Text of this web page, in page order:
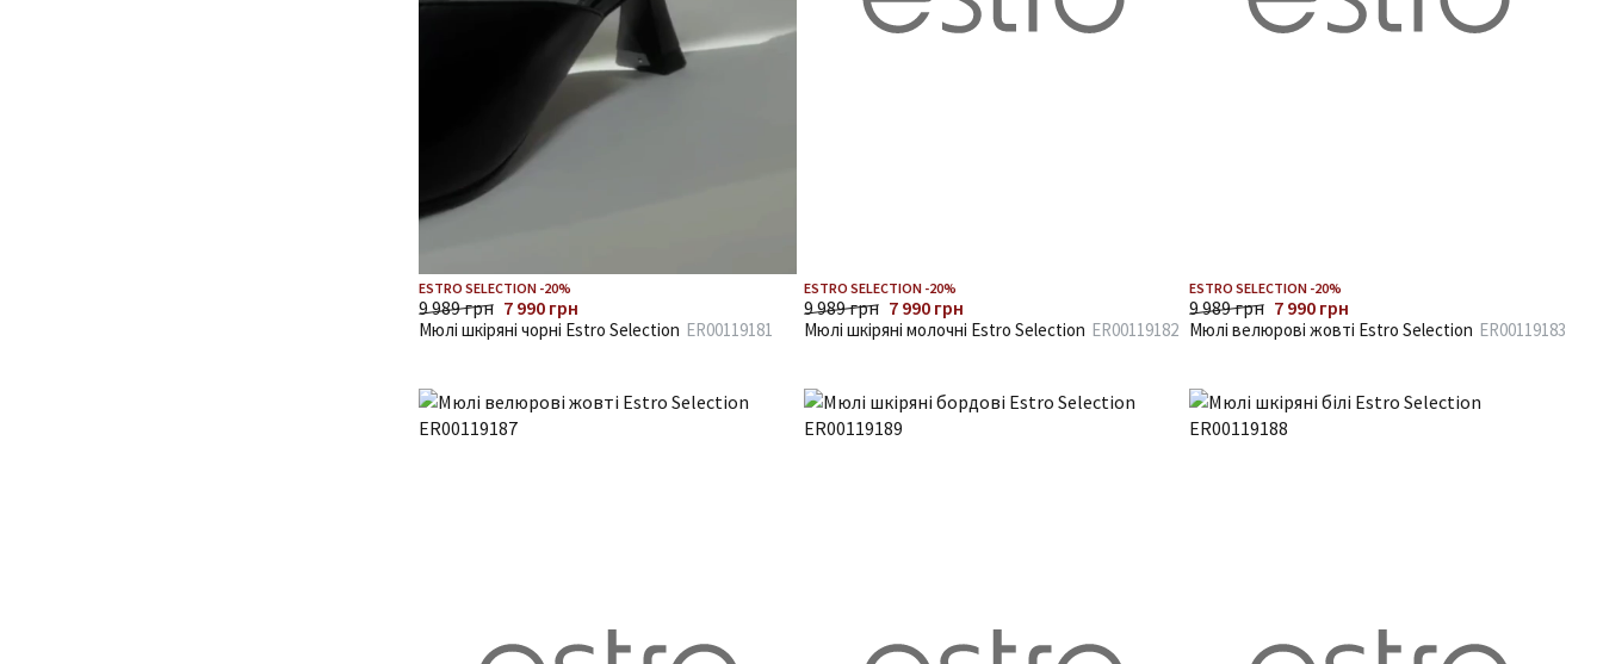
ESTRO SELECTION -20%
9 989 грн 7 990 грн
Мюлі шкіряні чорні Estro Selection ER00119181
ESTRO SELECTION -20%
9 989 грн 7 990 грн
Мюлі шкіряні молочні Estro Selection ER00119182
ESTRO SELECTION -20%
9 989 грн 7 990 грн
Мюлі велюрові жовті Estro Selection ER00119183